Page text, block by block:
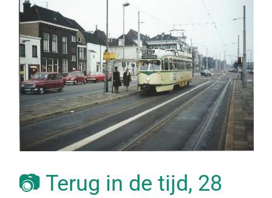
📷 Terug in de tijd, 28